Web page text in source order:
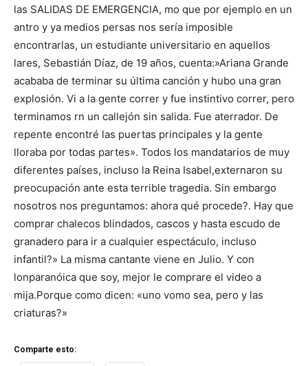
las SALIDAS DE EMERGENCIA, mo que por ejemplo en un
antro y ya medios persas nos sería imposible
encontrarlas, un estudiante universitario en aquellos
lares, Sebastián Díaz, de 19 años, cuenta:»Ariana Grande
acababa de terminar su última canción y hubo una gran
explosión. Vi a la gente correr y fue instintivo correr, pero
terminamos rn un callejón sin salida. Fue aterrador. De
repente encontré las puertas principales y la gente
lloraba por todas partes». Todos los mandatarios de muy
diferentes países, incluso la Reina Isabel,externaron su
preocupación ante esta terrible tragedia. Sin embargo
nosotros nos preguntamos: ahora qué procede?. Hay que
comprar chalecos blindados, cascos y hasta escudo de
granadero para ir a cualquier espectáculo, incluso
infantil?» La misma cantante viene en Julio. Y con
lonparanóica que soy, mejor le comprare el video a
mija.Porque como dicen: «uno vomo sea, pero y las
criaturas?»
Comparte esto: